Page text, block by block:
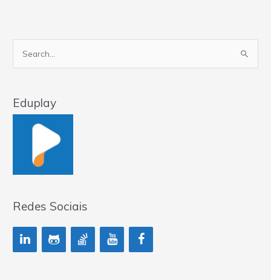
Eduplay
Redes Sociais